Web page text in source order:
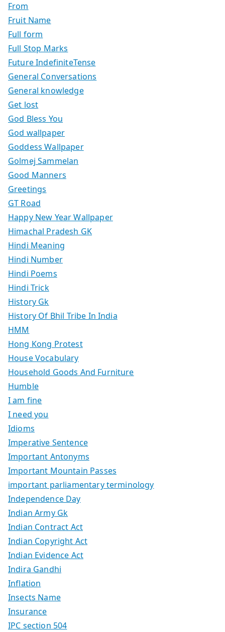
From
Fruit Name
Full form
Full Stop Marks
Future IndefiniteTense
General Conversations
General knowledge
Get lost
God Bless You
God wallpaper
Goddess Wallpaper
Golmej Sammelan
Good Manners
Greetings
GT Road
Happy New Year Wallpaper
Himachal Pradesh GK
Hindi Meaning
Hindi Number
Hindi Poems
Hindi Trick
History Gk
History Of Bhil Tribe In India
HMM
Hong Kong Protest
House Vocabulary
Household Goods And Furniture
Humble
I am fine
I need you
Idioms
Imperative Sentence
Important Antonyms
Important Mountain Passes
important parliamentary terminology
Independence Day
Indian Army Gk
Indian Contract Act
Indian Copyright Act
Indian Evidence Act
Indira Gandhi
Inflation
Insects Name
Insurance
IPC section 504